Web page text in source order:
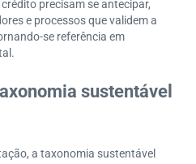
precisam se antecipar,
e processos que validem a
se referência em
sustentável
a taxonomia sustentável